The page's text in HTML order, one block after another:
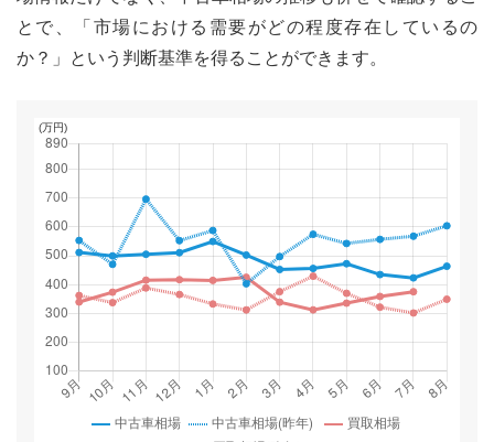
とで、「市場における需要がどの程度存在しているの
か？」という判断基準を得ることができます。